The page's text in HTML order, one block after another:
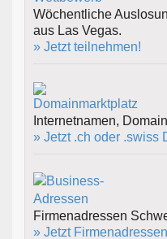
Wöchentliche
aus Las Vegas.
» Jetzt teilnehmen!
Internetnamen,
» Jetzt .ch oder .swiss
Firmenadressen
» Jetzt